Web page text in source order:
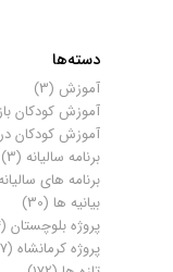
دسته‌ها
آموزش (3)
آموزش کودکان
آموزش کودکان
برنامه سالیانه (3)
برنامه های
بیانیه ها (30)
پروژه بلوچستان (34)
پروژه کرمانشاه (7)